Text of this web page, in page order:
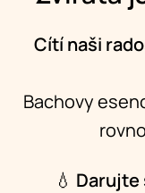
Cítí naši
Bachovy
💧 Darujte